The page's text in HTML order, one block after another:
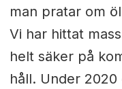
man pratar om
Vi har hittat
helt säker på
håll. Under